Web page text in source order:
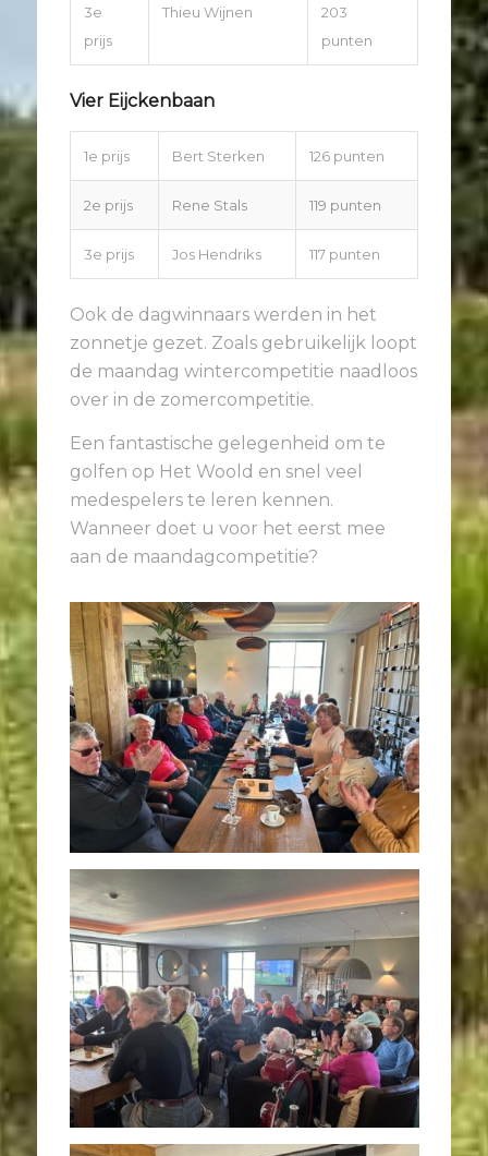
3e
prijs
Thieu Wijnen
203
punten
Vier Eijckenbaan
1e prijs Bert Sterken 126 punten
2e prijs Rene Stals 119 punten
3e prijs Jos Hendriks 117 punten
Ook de dagwinnaars werden in het
zonnetje gezet. Zoals gebruikelijk loopt
de maandag wintercompetitie naadloos
over in de zomercompetitie.
Een fantastische gelegenheid om te
golfen op Het Woold en snel veel
medespelers te leren kennen.
Wanneer doet u voor het eerst mee
aan de maandagcompetitie?